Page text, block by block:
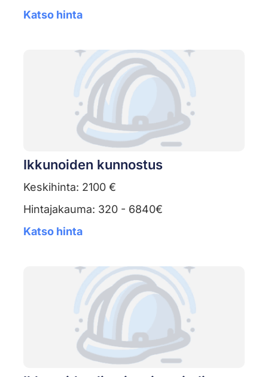
Katso hinta
Ikkunoiden kunnostus
Keskihinta: 2100 €
Hintajakauma: 320 - 6840€
Katso hinta